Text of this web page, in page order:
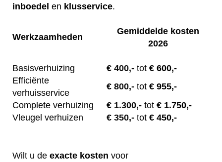
inboedel en klusservice.
Werkzaamheden
Gemiddelde kosten
2026
Basisverhuizing € 400,- tot € 600,-
Efficiënte
verhuisservice
€ 800,- tot € 955,-
Complete verhuizing
€ 1.300,- tot € 1.750,-
Vleugel verhuizen
€ 350,- tot € 450,-
Wilt u de exacte kosten voor